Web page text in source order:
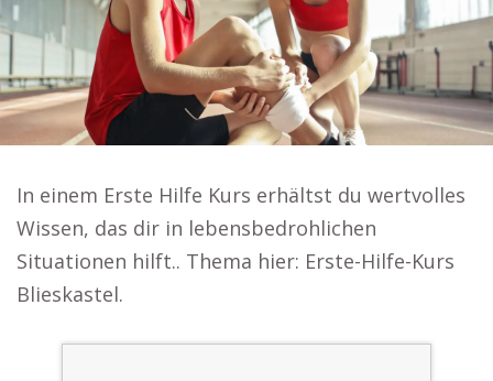
In einem Erste Hilfe Kurs erhältst du wertvolles
Wissen, das dir in lebensbedrohlichen
Situationen hilft.. Thema hier: Erste-Hilfe-Kurs
Blieskastel.